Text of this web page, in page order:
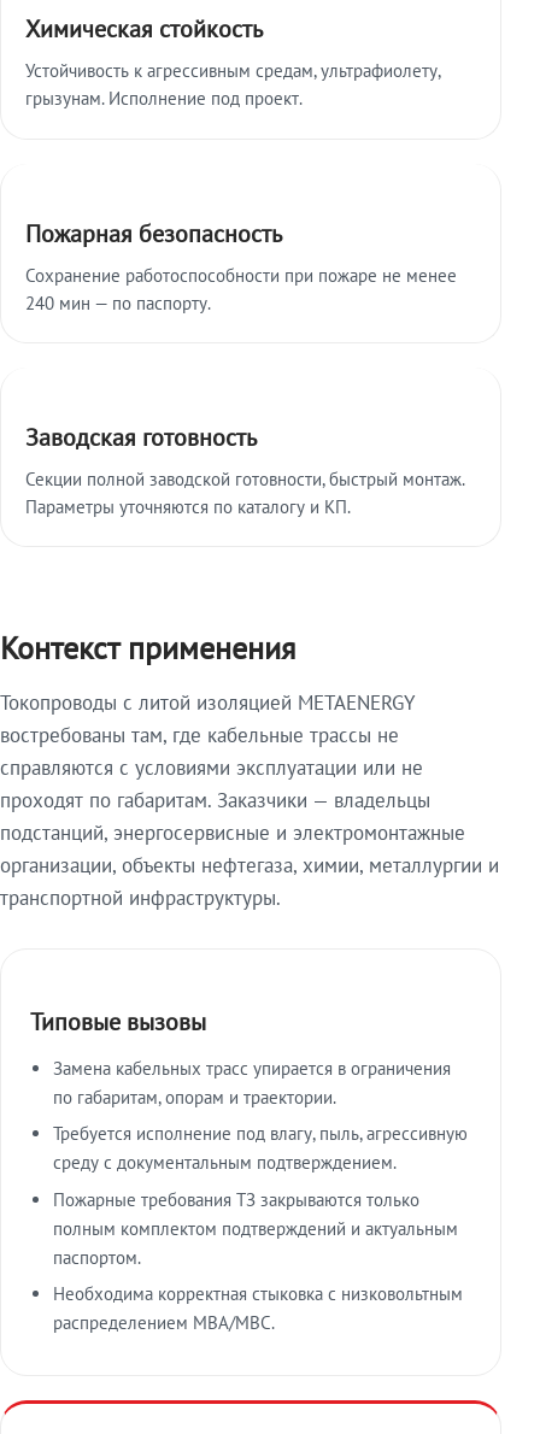
Химическая стойкость
Устойчивость к агрессивным средам, ультрафиолету,
грызунам. Исполнение под проект.
Пожарная безопасность
Сохранение работоспособности при пожаре не менее
240 мин — по паспорту.
Заводская готовность
Секции полной заводской готовности, быстрый монтаж.
Параметры уточняются по каталогу и КП.
Контекст применения
Токопроводы с литой изоляцией METAENERGY
востребованы там, где кабельные трассы не
справляются с условиями эксплуатации или не
проходят по габаритам. Заказчики — владельцы
подстанций, энергосервисные и электромонтажные
организации, объекты нефтегаза, химии, металлургии и
транспортной инфраструктуры.
Типовые вызовы
Замена кабельных трасс упирается в ограничения
по габаритам, опорам и траектории.
Требуется исполнение под влагу, пыль, агрессивную
среду с документальным подтверждением.
Пожарные требования ТЗ закрываются только
полным комплектом подтверждений и актуальным
паспортом.
Необходима корректная стыковка с низковольтным
распределением МВА/МВС.